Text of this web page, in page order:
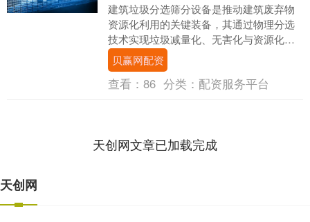
建筑垃圾分选筛分设备是推动建筑废弃物
资源化利用的关键装备，其通过物理分选
技术实现垃圾减量化、无害化与资源化。
随着城市化进程加速，建筑垃圾年产生量
超20亿吨，传统....
贝赢网配资
查看： 86 分类： 配资服务平台
天创网文章已加载完成
天创网